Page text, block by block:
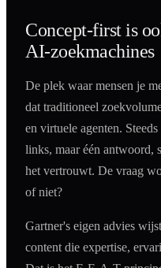
Concept-first is
AI-zoekmachines
De plek waar mensen je
dat traditioneel
en virtuele agenten.
links, maar één antwoord,
het vertrouwt. De vraag
of niet?
Gartner's eigen advies
content die expertise,